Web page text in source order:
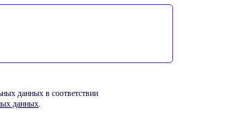
данных в соответствии
данных.